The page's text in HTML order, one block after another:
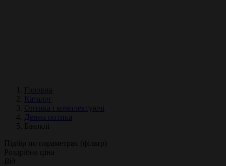
Головна
Каталог
Оптика і комплектуючі
Денна оптика
Біноклі
Підбір по параметрах (фільтр)
Роздрібна ціна
Від